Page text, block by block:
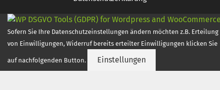
Sofern Sie Ihre Datenschutzeinstellungen ändern möchten z.B. Erteilung
von Einwilligungen, Widerruf bereits erteilter Einwilligungen klicken Sie
auf nachfolgenden Button. Einstellungen